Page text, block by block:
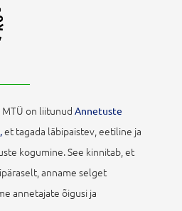
on liitunud Annetuste
et tagada läbipaistev, eetiline ja
kogumine. See kinnitab, et
anname selget
annetajate õigusi ja